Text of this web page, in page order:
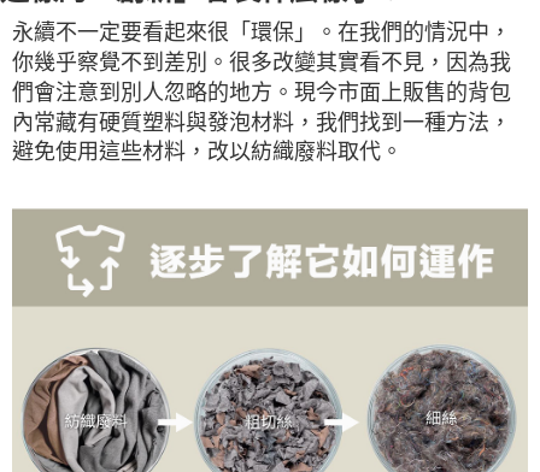
永續不一定要看起來很「環保」。在我們的情況中，
你幾乎察覺不到差別。很多改變其實看不見，因為我
們會注意到別人忽略的地方。現今市面上販售的背包
內常藏有硬質塑料與發泡材料，我們找到一種方法，
避免使用這些材料，改以紡織廢料取代。